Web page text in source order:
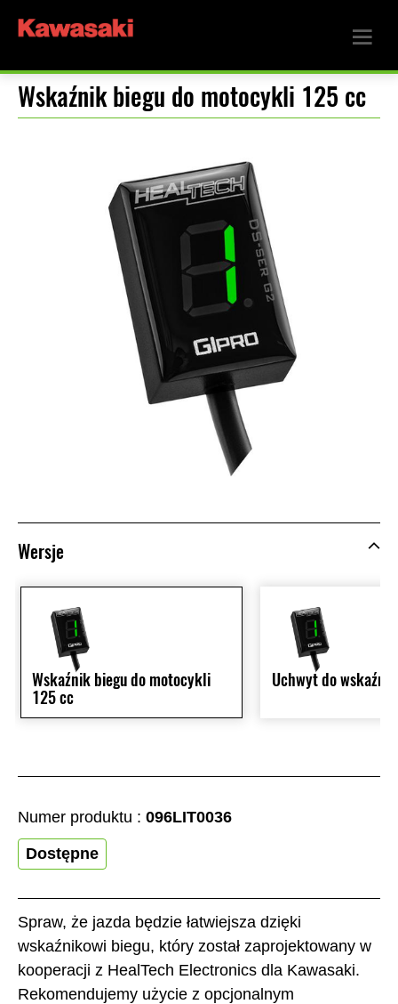
Wskaźnik biegu do motocykli 125 cc
Spraw, że jazda będzie łatwiejsza dzięki
wskaźnikowi biegu, który został zaprojektowany w
kooperacji z HealTech Electronics dla Kawasaki.
Rekomendujemy użycie z opcjonalnym
Numer produktu : 096LIT0036
Dostępne
Wersje
Wskaźnik biegu do motocykli
125 cc
Uchwyt do